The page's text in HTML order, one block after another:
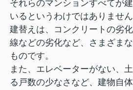
それらのマンションすべてが
いるというわけではありません
建替えは、コンクリートの劣
線などの劣化など、さまざま
ものです。
また、エレベーターがない、
る戸数の少なさなど、建物自